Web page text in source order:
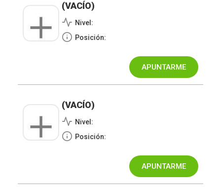
(VACÍO)
Nivel:
Posición:
(VACÍO)
Nivel:
Posición: